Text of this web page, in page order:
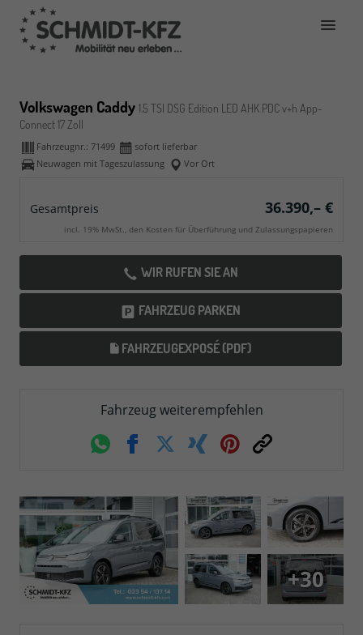
Volkswagen Caddy 1.5 TSI DSG Edition LED AHK PDC v+h App-
Connect 17 Zoll
Fahrzeugnr.: 71499
sofort lieferbar
Neuwagen mit Tageszulassung
Vor Ort
Gesamtpreis 36.390,– €
incl. 19% MwSt., den Kosten für Überführung und Zulassungspapieren
WIR RUFEN SIE AN
FAHRZEUG PARKEN
FAHRZEUGEXPOSÉ (PDF)
Fahrzeug weiterempfehlen
WhatsappFacebookTwitterXing Pinterest
Link
+30